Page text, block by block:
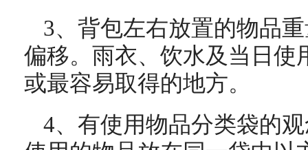
3、背包左右放置的物品
偏移。雨衣、饮水及当日使
或最容易取得的地方。
4、有使用物品分类袋的